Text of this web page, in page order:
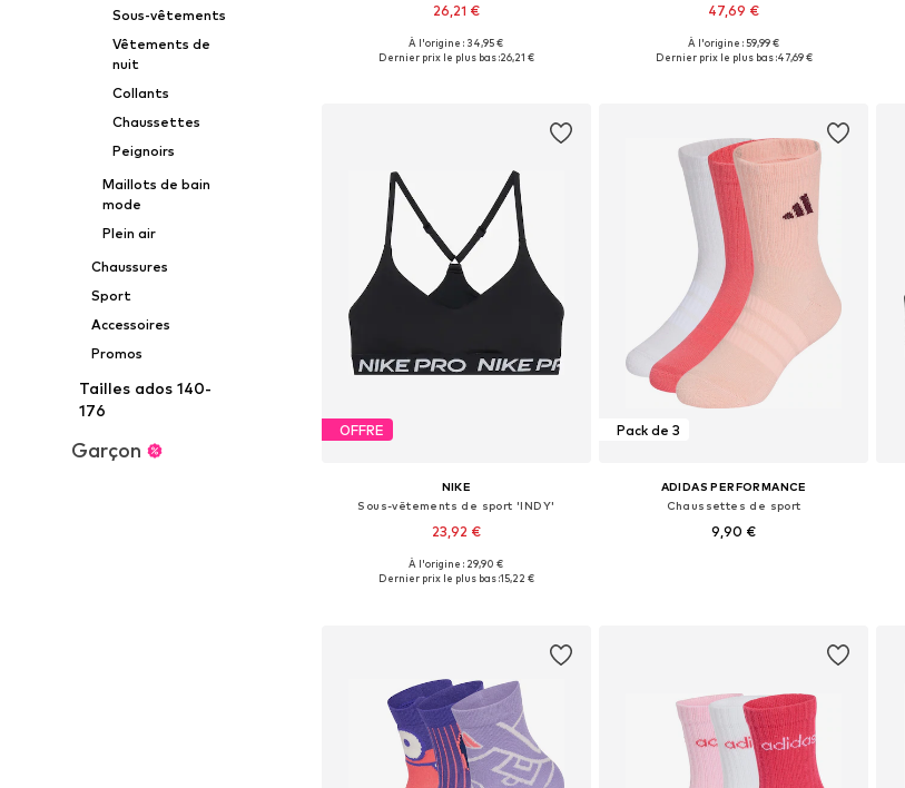
Sous-vêtements
Vêtements de
nuit
Collants
Chaussettes
Peignoirs
Maillots de bain
mode
Plein air
Chaussures
Sport
Accessoires
Promos
Tailles ados 140-
176
Garçon
26,21 €
+2
Disponible en plusieurs tailles
À l'origine : 34,95 €
Dernier prix le plus bas :26,21 €
47,69 €
Disponible en plusieurs tailles
À l'origine : 59,99 €
Dernier prix le plus bas :47,69 €
OFFRE
NIKE
Sous-vêtements de sport 'INDY'
23,92 €
À l'origine : 29,90 €
Dernier prix le plus bas :15,22 €
Pack de 3
ADIDAS PERFORMANCE
Chaussettes de sport
9,90 €